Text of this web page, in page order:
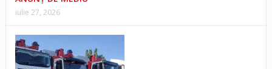
iulie 27, 2026